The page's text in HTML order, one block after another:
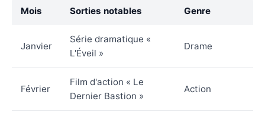
Mois Sorties notables Genre
Janvier
Série dramatique «
L'Éveil »
Drame
Février
Film d'action « Le
Dernier Bastion »
Action